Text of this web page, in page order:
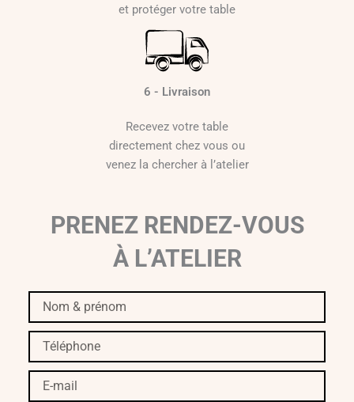
et protéger votre table
6 - Livraison
Recevez votre table
directement chez vous ou
venez la chercher à l’atelier
PRENEZ RENDEZ-VOUS
À L’ATELIER
prénom
mail